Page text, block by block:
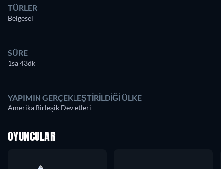
TÜRLER
Belgesel
SÜRE
1sa 43dk
YAPIMIN GERÇEKLEŞTIRILDIĞI ÜLKE
Amerika Birleşik Devletleri
OYUNCULAR